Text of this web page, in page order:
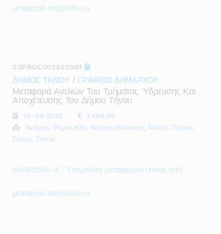
μεταφορά αποβλήτων)
23PROC012452961
ΔΗΜΟΣ ΤΗΝΟΥ / ΓΡΑΦΕΙΟ ΔΗΜΑΡΧΟΥ
Μεταφορά Αντλιών Του Τμήματος Ύδρευσης Και
Αποχέτευσης Του Δήμου Τήνου
06-04-2023
1.488,00
Άνδρος, Θήρα, Κέα, Μήλος, Μύκονος, Νάξος, Πάρος,
Σύρος, Τήνος
60000000-8 | Υπηρεσίες μεταφορών (εκτός από
μεταφορά αποβλήτων)